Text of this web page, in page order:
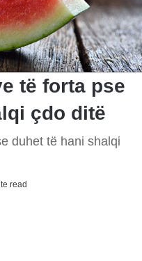
të forta pse
çdo ditë
duhet të hani shalqi
read